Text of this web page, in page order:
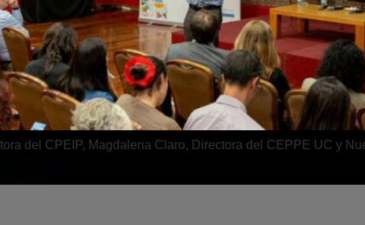
del CPEIP, Magdalena Claro, Directora del CEPPE UC y